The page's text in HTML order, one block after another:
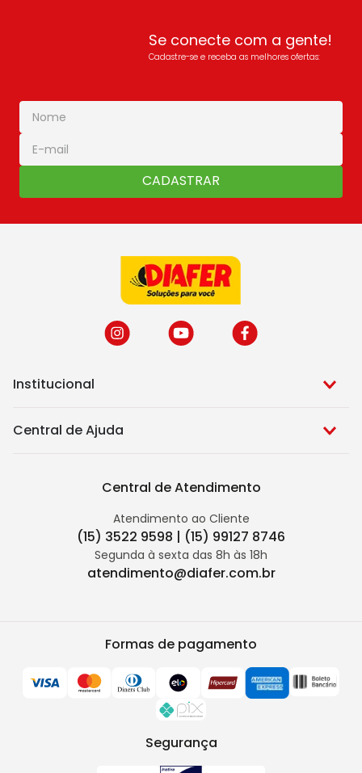
Se conecte com a gente!
Cadastre-se e receba as melhores ofertas:
CADASTRAR
Institucional
Central de Ajuda
Central de Atendimento
Atendimento ao Cliente
(15) 3522 9598 | (15) 99127 8746
Segunda à sexta das 8h às 18h
atendimento@diafer.com.br
Formas de pagamento
Segurança